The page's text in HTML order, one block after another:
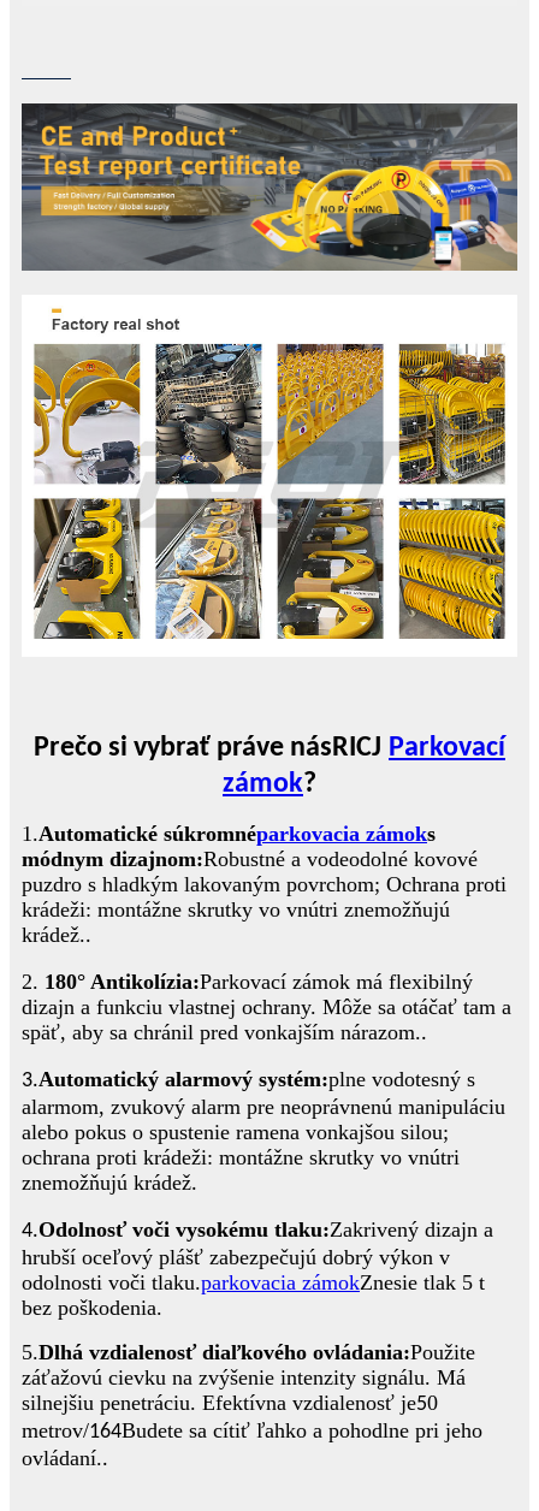
Prečo si vybrať práve násRICJ Parkovací
zámok?
1.Automatické súkromnéparkovacia zámoks
módnym dizajnom:Robustné a vodeodolné kovové
puzdro s hladkým lakovaným povrchom; Ochrana proti
krádeži: montážne skrutky vo vnútri znemožňujú
krádež..
2. 180° Antikolízia:Parkovací zámok má flexibilný
dizajn a funkciu vlastnej ochrany. Môže sa otáčať tam a
späť, aby sa chránil pred vonkajším nárazom..
3.Automatický alarmový systém:plne vodotesný s
alarmom, zvukový alarm pre neoprávnenú manipuláciu
alebo pokus o spustenie ramena vonkajšou silou;
ochrana proti krádeži: montážne skrutky vo vnútri
znemožňujú krádež.
4.Odolnosť voči vysokému tlaku:Zakrivený dizajn a
hrubší oceľový plášť zabezpečujú dobrý výkon v
odolnosti voči tlaku.parkovacia zámokZnesie tlak 5 t
bez poškodenia.
5.Dlhá vzdialenosť diaľkového ovládania:Použite
záťažovú cievku na zvýšenie intenzity signálu. Má
silnejšiu penetráciu. Efektívna vzdialenosť je50
metrov/164Budete sa cítiť ľahko a pohodlne pri jeho
ovládaní..